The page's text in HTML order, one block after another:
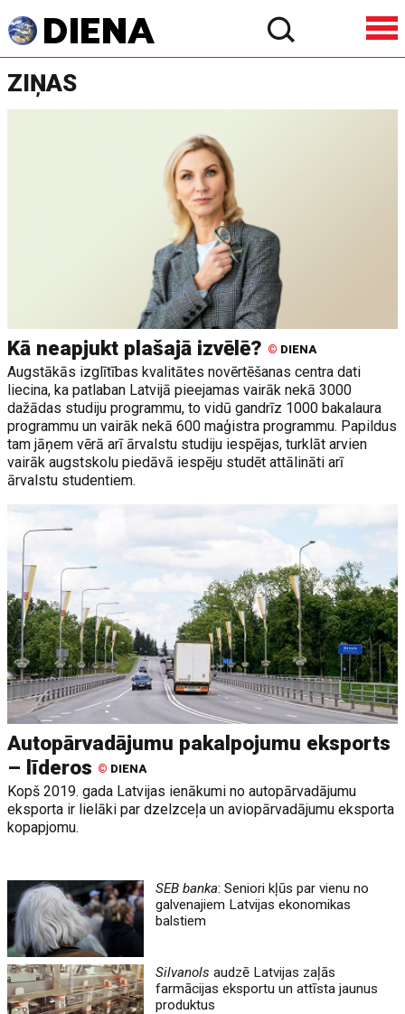
ZIŅAS
Kā neapjukt plašajā izvēlē? © DIENA
Augstākās izglītības kvalitātes novērtēšanas centra dati
liecina, ka patlaban Latvijā pieejamas vairāk nekā 3000
dažādas studiju programmu, to vidū gandrīz 1000 bakalaura
programmu un vairāk nekā 600 maģistra programmu. Papildus
tam jāņem vērā arī ārvalstu studiju iespējas, turklāt arvien
vairāk augstskolu piedāvā iespēju studēt attālināti arī
ārvalstu studentiem.
Autopārvadājumu pakalpojumu eksports
– līderos © DIENA
Kopš 2019. gada Latvijas ienākumi no autopārvadājumu
eksporta ir lielāki par dzelzceļa un aviopārvadājumu eksporta
kopapjomu.
SEB banka: Seniori kļūs par vienu no
galvenajiem Latvijas ekonomikas
balstiem
Silvanols audzē Latvijas zaļās
farmācijas eksportu un attīsta jaunus
produktus